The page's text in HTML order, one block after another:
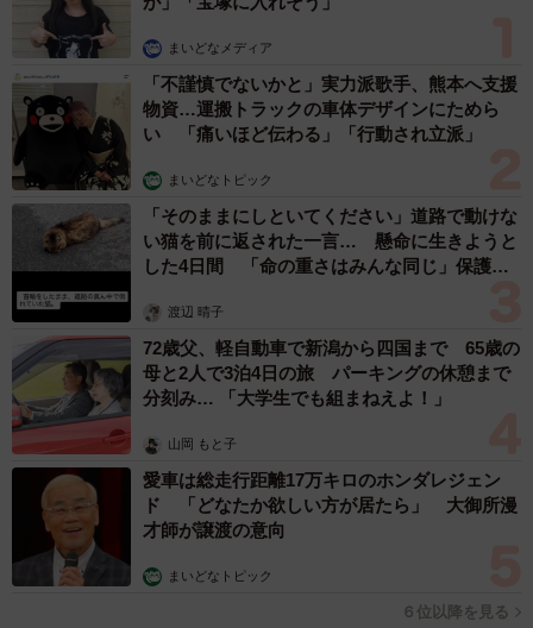
ない」と真っ向から反論。「どちらの言い分もわかるよう
な、わからないような…。とにかくややこしい制度だとい
うことだけはおわかりいただけたのではないだろうか」と
いうナレーションで締められている。
免税事業者にとっての消費税は益税でも預り金でもないと解説するネズ
ミ（提供）
アニメに参加した声優の甲斐田裕子さんや咲野俊介さん、
西森千豊さん、上田燿司さんらはそれぞれ自身のTwitterな
どで「賛成も反対も、まずは制度内容を知って皆で考えま
まいどなメディア
「不謹慎でないかと」実力派歌手、熊本へ支援
物資…運搬トラックの車体デザインにためら
い 「痛いほど伝わる」「行動され立派」
まいどなトピック
「そのままにしといてください」道路で動けな
い猫を前に返された一言… 懸命に生きようと
した4日間 「命の重さはみんな同じ」保護団
渡辺 晴子
72歳父、軽自動車で新潟から四国まで 65歳の
母と2人で3泊4日の旅 パーキングの休憩まで
分刻み… 「大学生でも組まねえよ！」
山岡 もと子
愛車は総走行距離17万キロのホンダレジェン
ド 「どなたか欲しい方が居たら」 大御所漫
才師が譲渡の意向
まいどなトピック
６位以降を見る